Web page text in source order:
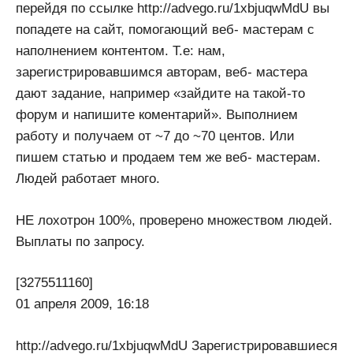
перейдя по ссылке http://advego.ru/1xbjuqwMdU вы
попадете на сайт, помогающий веб- мастерам с
наполнением контентом. Т.е: нам,
зарегистрировавшимся авторам, веб- мастера
дают задание, например «зайдите на такой-то
форум и напишите коментарий». Выполнием
работу и получаем от ~7 до ~70 центов. Или
пишем статью и продаем тем же веб- мастерам.
Людей работает много.
НЕ лохотрон 100%, проверено множеством людей.
Выплаты по запросу.
[3275511160]
01 апреля 2009, 16:18
http://advego.ru/1xbjuqwMdU Зарегистрировавшиеся